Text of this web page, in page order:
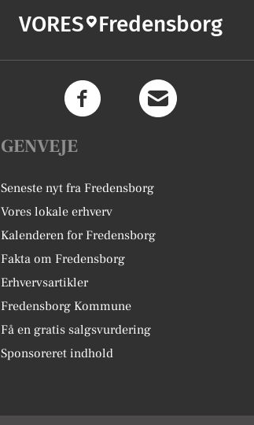
VORES Fredensborg
GENVEJE
Seneste nyt fra Fredensborg
Vores lokale erhverv
Kalenderen for Fredensborg
Fakta om Fredensborg
Erhvervsartikler
Fredensborg Kommune
Få en gratis salgsvurdering
Sponsoreret indhold